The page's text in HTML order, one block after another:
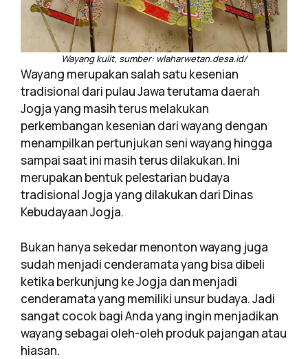
Wayang kulit, sumber: wlaharwetan.desa.id/
Wayang merupakan salah satu kesenian
tradisional dari pulau Jawa terutama daerah
Jogja yang masih terus melakukan
perkembangan kesenian dari wayang dengan
menampilkan pertunjukan seni wayang hingga
sampai saat ini masih terus dilakukan. Ini
merupakan bentuk pelestarian budaya
tradisional Jogja yang dilakukan dari Dinas
Kebudayaan Jogja.
Bukan hanya sekedar menonton wayang juga
sudah menjadi cenderamata yang bisa dibeli
ketika berkunjung ke Jogja dan menjadi
cenderamata yang memiliki unsur budaya. Jadi
sangat cocok bagi Anda yang ingin menjadikan
wayang sebagai oleh-oleh produk pajangan atau
hiasan.